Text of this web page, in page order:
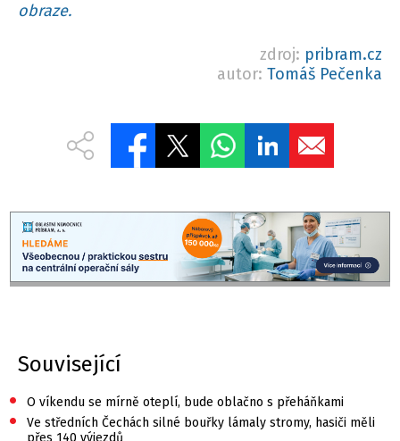
obraze.
zdroj: pribram.cz
autor: Tomáš Pečenka
Související
• O víkendu se mírně oteplí, bude oblačno s přeháňkami
•
Ve středních Čechách silné bouřky lámaly stromy, hasiči měli
přes 140 výjezdů